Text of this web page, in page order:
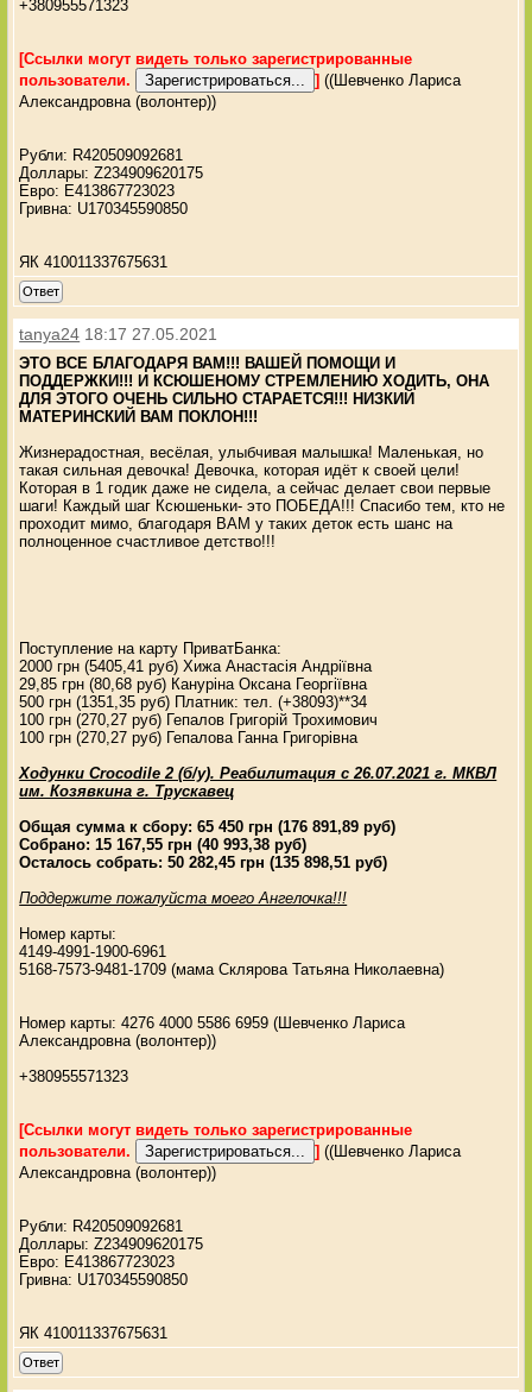
+380955571323
[Ссылки могут видеть только зарегистрированные
пользователи.
] ((Шевченко Лариса
Александровна (волонтер))
Рубли: R420509092681
Доллары: Z234909620175
Евро: E413867723023
Гривна: U170345590850
ЯК 410011337675631
Ответ
tanya24 18:17 27.05.2021
ЭТО ВСЕ БЛАГОДАРЯ ВАМ!!! ВАШЕЙ ПОМОЩИ И
ПОДДЕРЖКИ!!! И КСЮШЕНОМУ СТРЕМЛЕНИЮ ХОДИТЬ, ОНА
ДЛЯ ЭТОГО ОЧЕНЬ СИЛЬНО СТАРАЕТСЯ!!! НИЗКИЙ
МАТЕРИНСКИЙ ВАМ ПОКЛОН!!!
Жизнерадостная, весёлая, улыбчивая малышка! Маленькая, но
такая сильная девочка! Девочка, которая идёт к своей цели!
Которая в 1 годик даже не сидела, а сейчас делает свои первые
шаги! Каждый шаг Ксюшеньки- это ПОБЕДА!!! Спасибо тем, кто не
проходит мимо, благодаря ВАМ у таких деток есть шанс на
полноценное счастливое детство!!!
Поступление на карту ПриватБанка:
2000 грн (5405,41 руб) Хижа Анастасія Андріївна
29,85 грн (80,68 руб) Кануріна Оксана Георгіївна
500 грн (1351,35 руб) Платник: тел. (+38093)**34
100 грн (270,27 руб) Гепалов Григорій Трохимович
100 грн (270,27 руб) Гепалова Ганна Григорівна
Ходунки Crocodile 2 (б/у). Реабилитация с 26.07.2021 г. МКВЛ
им. Козявкина г. Трускавец
Общая сумма к сбору: 65 450 грн (176 891,89 руб)
Собрано: 15 167,55 грн (40 993,38 руб)
Осталось собрать: 50 282,45 грн (135 898,51 руб)
Поддержите пожалуйста моего Ангелочка!!!
Номер карты:
4149-4991-1900-6961
5168-7573-9481-1709 (мама Склярова Татьяна Николаевна)
Номер карты: 4276 4000 5586 6959 (Шевченко Лариса
Александровна (волонтер))
+380955571323
[Ссылки могут видеть только зарегистрированные
пользователи.
] ((Шевченко Лариса
Александровна (волонтер))
Рубли: R420509092681
Доллары: Z234909620175
Евро: E413867723023
Гривна: U170345590850
ЯК 410011337675631
Ответ